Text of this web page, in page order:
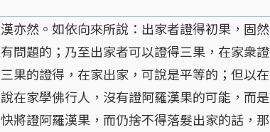
然。如依向來所說：出家者證得初果，固
問題的；乃至出家者可以證得三果，在家衆
果的證得，在家出家，可說是平等的；但以
在家學佛行人，沒有證阿羅漢果的可能，而
將證阿羅漢果，而仍捨不得落髮出家的話，